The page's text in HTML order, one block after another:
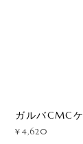
ガルバCMC
¥4,620